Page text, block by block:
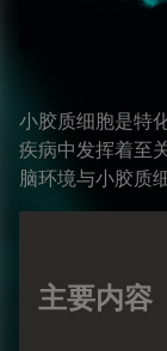
小胶质细胞是特
疾病中发挥着至
脑环境与小胶质
主要内容